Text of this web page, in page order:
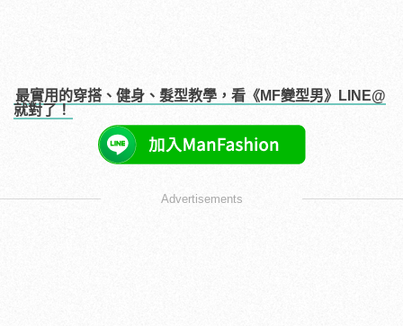
最實用的穿搭、健身、髮型教學，看《MF變型男》LINE@
就對了！
Advertisements